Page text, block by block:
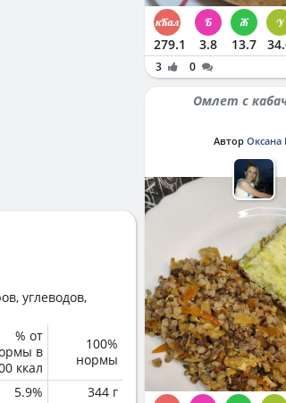
углеводов,
% от
в
ккал
100%
нормы
5.9%
344 г
279.1 3.8 13.7
3 0
Омлет с
Автор Оксана